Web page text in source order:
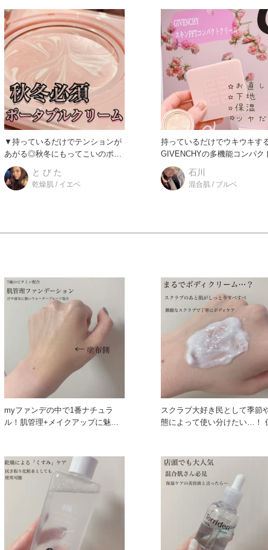
▼持っているだけでテンションが
あがる◎秋冬にもってこいのポー
と び た
乾燥肌 / イエベ
持っているだけでウキウキす
GIVENCHYの多機能コンパク
紹介です！
石川
混合肌 / ブルベ
myファンデの中で1番ナチュラ
ル！肌管理+メイクアップに魅力
スクラブ大好き民として季節
態によって使い分けたい…！